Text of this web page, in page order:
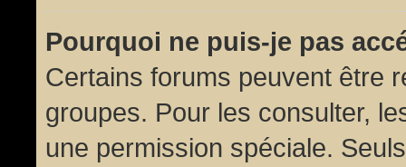
Pourquoi ne puis-je pas
Certains forums peuvent être
groupes. Pour les consulter,
une permission spéciale.